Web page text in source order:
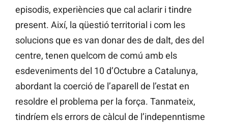
episodis, experiències que cal aclarir i tindre
present. Així, la qüestió territorial i com les
solucions que es van donar des de dalt, des del
centre, tenen quelcom de comú amb els
esdeveniments del 10 d’Octubre a Catalunya,
abordant la coerció de l’aparell de l’estat en
resoldre el problema per la força. Tanmateix,
tindríem els errors de càlcul de l’indepenntisme